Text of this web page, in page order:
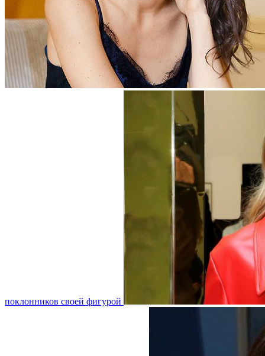
поклонников своей фигурой